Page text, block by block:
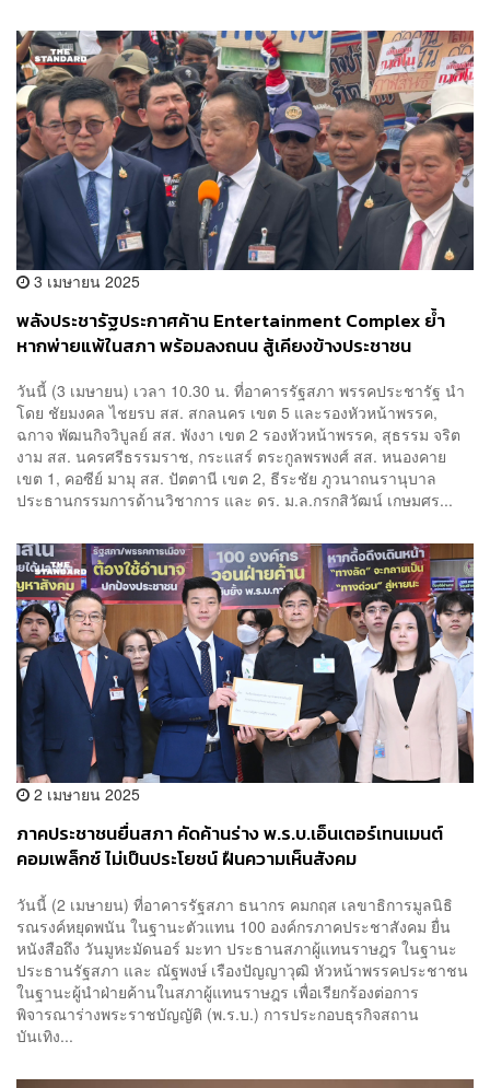
3 เมษายน 2025
พลังประชารัฐประกาศค้าน Entertainment Complex ย้ำ
หากพ่ายแพ้ในสภา พร้อมลงถนน สู้เคียงข้างประชาชน
วันนี้ (3 เมษายน) เวลา 10.30 น. ที่อาคารรัฐสภา พรรคประชารัฐ นำ
โดย ชัยมงคล ไชยรบ สส. สกลนคร เขต 5 และรองหัวหน้าพรรค,
ฉกาจ พัฒนกิจวิบูลย์ สส. พังงา เขต 2 รองหัวหน้าพรรค, สุธรรม จริต
งาม สส. นครศรีธรรมราช, กระแสร์ ตระกูลพรพงศ์ สส. หนองคาย
เขต 1, คอซีย์ มามุ สส. ปัตตานี เขต 2, ธีระชัย ภูวนาถนรานุบาล
ประธานกรรมการด้านวิชาการ และ ดร. ม.ล.กรกสิวัฒน์ เกษมศร...
2 เมษายน 2025
ภาคประชาชนยื่นสภา คัดค้านร่าง พ.ร.บ.เอ็นเตอร์เทนเมนต์
คอมเพล็กซ์ ไม่เป็นประโยชน์ ฝืนความเห็นสังคม
วันนี้ (2 เมษายน) ที่อาคารรัฐสภา ธนากร คมกฤส เลขาธิการมูลนิธิ
รณรงค์หยุดพนัน ในฐานะตัวแทน 100 องค์กรภาคประชาสังคม ยื่น
หนังสือถึง วันมูหะมัดนอร์ มะทา ประธานสภาผู้แทนราษฎร ในฐานะ
ประธานรัฐสภา และ ณัฐพงษ์ เรืองปัญญาวุฒิ หัวหน้าพรรคประชาชน
ในฐานะผู้นำฝ่ายค้านในสภาผู้แทนราษฎร เพื่อเรียกร้องต่อการ
พิจารณาร่างพระราชบัญญัติ (พ.ร.บ.) การประกอบธุรกิจสถาน
บันเทิง...